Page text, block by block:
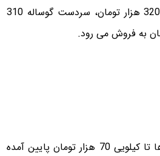
سردست 380 هزار تومان، راسته گوسفندی 450 هزار تومان، ران گوساله 320 هزار تومان، سردست گوساله 310
بر اساس این گزارش قیمت گوشت مرغ در بازار تهران در برخی فروشگاه ها تا کیلویی 70 هزار تومان پایین آمده